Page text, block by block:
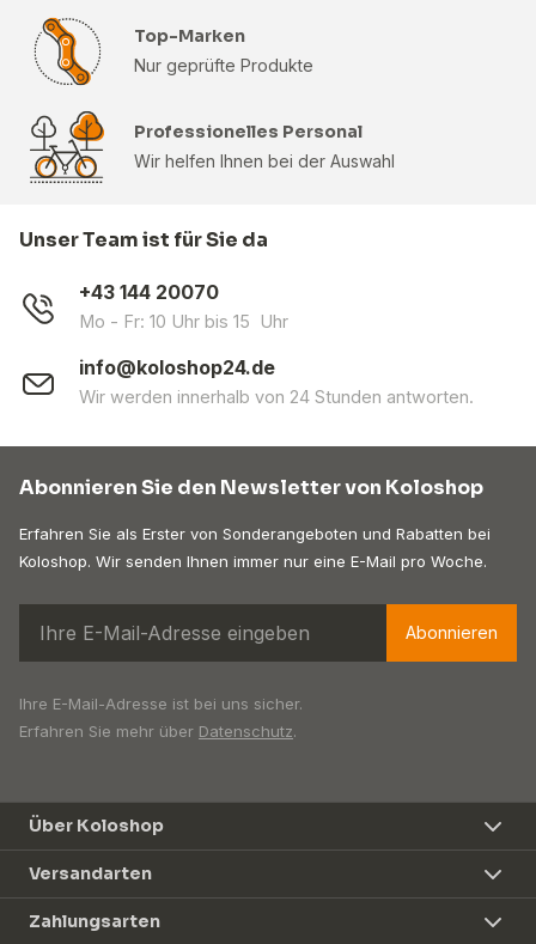
Top-Marken
Nur geprüfte Produkte
Professionelles Personal
Wir helfen Ihnen bei der Auswahl
Unser Team ist für Sie da
+43 144 20070
Mo - Fr: 10 Uhr bis 15 Uhr
info@koloshop24.de
Wir werden innerhalb von 24 Stunden antworten.
Abonnieren Sie den Newsletter von Koloshop
Erfahren Sie als Erster von Sonderangeboten und Rabatten bei
Koloshop. Wir senden Ihnen immer nur eine E-Mail pro Woche.
Abonnieren
Ihre E-Mail-Adresse ist bei uns sicher.
Erfahren Sie mehr über Datenschutz.
Über Koloshop
Versandarten
Zahlungsarten